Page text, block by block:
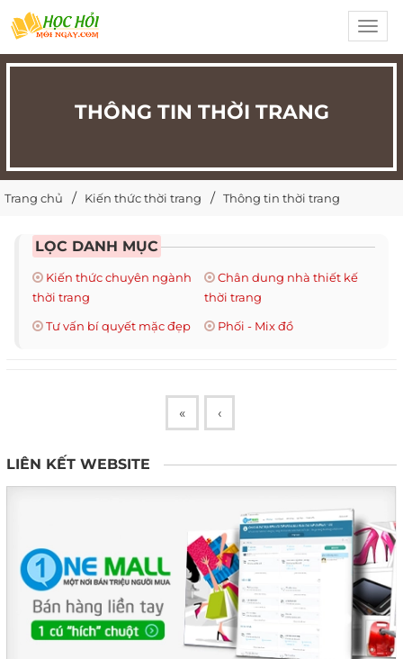
THÔNG TIN THỜI TRANG
Trang chủ Kiến thức thời trang Thông tin thời trang
LỌC DANH MỤC
Kiến thức chuyên ngành
thời trang
Chân dung nhà thiết kế
thời trang
Tư vấn bí quyết mặc đẹp
Phối - Mix đồ
« ‹
LIÊN KẾT WEBSITE